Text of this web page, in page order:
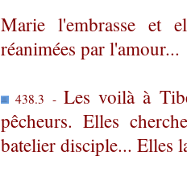
Marie l'embrasse et
réanimées par l'amour...
438.3 - Les voilà à
pêcheurs. Elles
batelier disciple... Elles